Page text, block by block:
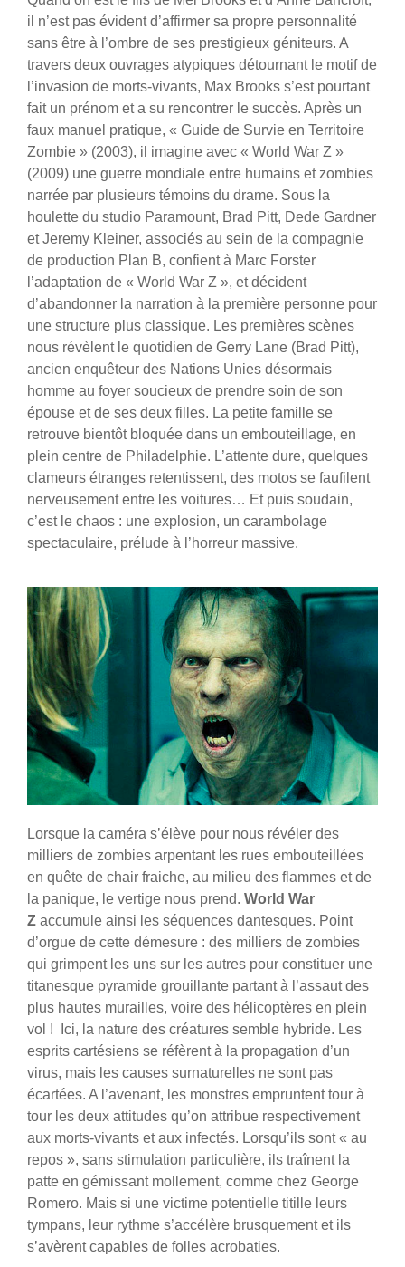
il n’est pas évident d’affirmer sa propre personnalité
sans être à l’ombre de ses prestigieux géniteurs. A
travers deux ouvrages atypiques détournant le motif de
l’invasion de morts-vivants, Max Brooks s’est pourtant
fait un prénom et a su rencontrer le succès. Après un
faux manuel pratique, « Guide de Survie en Territoire
Zombie » (2003), il imagine avec « World War Z »
(2009) une guerre mondiale entre humains et zombies
narrée par plusieurs témoins du drame. Sous la
houlette du studio Paramount, Brad Pitt, Dede Gardner
et Jeremy Kleiner, associés au sein de la compagnie
de production Plan B, confient à Marc Forster
l’adaptation de « World War Z », et décident
d’abandonner la narration à la première personne pour
une structure plus classique. Les premières scènes
nous révèlent le quotidien de Gerry Lane (Brad Pitt),
ancien enquêteur des Nations Unies désormais
homme au foyer soucieux de prendre soin de son
épouse et de ses deux filles. La petite famille se
retrouve bientôt bloquée dans un embouteillage, en
plein centre de Philadelphie. L’attente dure, quelques
clameurs étranges retentissent, des motos se faufilent
nerveusement entre les voitures… Et puis soudain,
c’est le chaos : une explosion, un carambolage
spectaculaire, prélude à l’horreur massive.
Lorsque la caméra s’élève pour nous révéler des
milliers de zombies arpentant les rues embouteillées
en quête de chair fraiche, au milieu des flammes et de
la panique, le vertige nous prend. World War
Z accumule ainsi les séquences dantesques. Point
d’orgue de cette démesure : des milliers de zombies
qui grimpent les uns sur les autres pour constituer une
titanesque pyramide grouillante partant à l’assaut des
plus hautes murailles, voire des hélicoptères en plein
vol ! Ici, la nature des créatures semble hybride. Les
esprits cartésiens se réfèrent à la propagation d’un
virus, mais les causes surnaturelles ne sont pas
écartées. A l’avenant, les monstres empruntent tour à
tour les deux attitudes qu’on attribue respectivement
aux morts-vivants et aux infectés. Lorsqu’ils sont « au
repos », sans stimulation particulière, ils traînent la
patte en gémissant mollement, comme chez George
Romero. Mais si une victime potentielle titille leurs
tympans, leur rythme s’accélère brusquement et ils
s’avèrent capables de folles acrobaties.